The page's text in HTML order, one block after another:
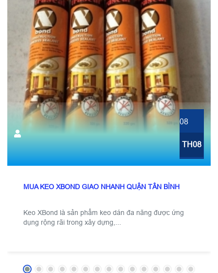
08
TH08
MUA KEO XBOND GIAO NHANH QUẬN TÂN BÌNH
Keo XBond là sản phẩm keo dán đa năng được ứng
dụng rộng rãi trong xây dựng,...